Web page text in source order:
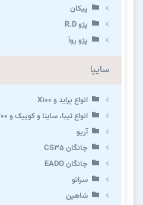
پیکان
پژو R.D
پژو روآ
سایپا
انواع پراید و X100
انواع تیبا، ساینا و کوییک و X200
آریو
چانگان CS35
چانگان EADO
سراتو
شاهین